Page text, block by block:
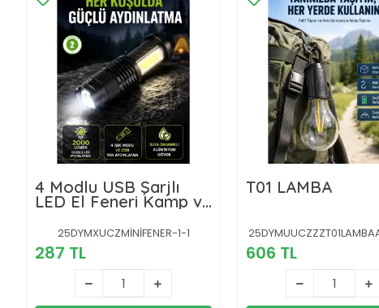
4 Modlu USB Şarjlı
LED El Feneri Kamp ve
25DYMXUCZMİNİFENER-1-1
287 TL
T01 LAMBA
606 TL